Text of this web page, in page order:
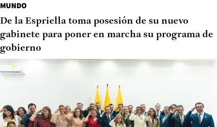
MUNDO
De la Espriella toma posesión de su nuevo
gabinete para poner en marcha su programa de
gobierno